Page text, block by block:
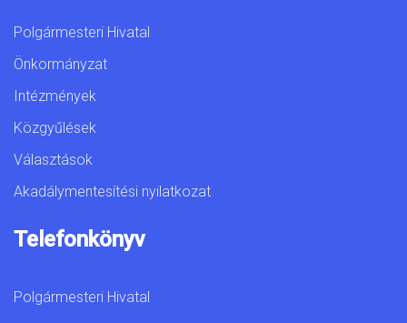
Polgármesteri Hivatal
Önkormányzat
Intézmények
Közgyűlések
Választások
Akadálymentesítési nyilatkozat
Telefonkönyv
Polgármesteri Hivatal